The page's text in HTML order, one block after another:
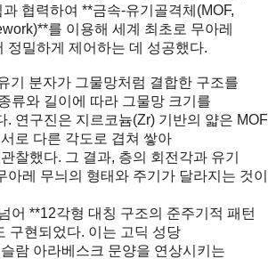
협력하여 **금속-유기골격체(MOF,
를 이용해 세계 최초로 무아레
정밀하게 제어하는 데 성공했다.
기 분자가 그물망처럼 결합한 구조를
류와 길이에 따라 그물망 크기를
. 연구진은 지르코늄(Zr) 기반의 얇은 MOF
로 다른 각도로 겹쳐 쌓아
찰했다. 그 결과, 층의 회전각과 유기
아레 무늬의 형태와 주기가 달라지는 것이
어 **12각형 대칭 구조의 준주기적 패턴
구현되었다. 이는 고딕 성당
람 아라베스크 문양을 연상시키는